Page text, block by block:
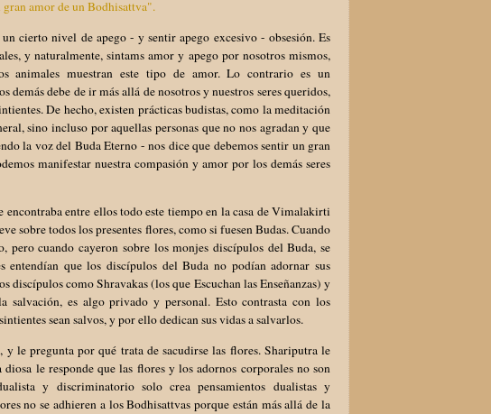
amor de un Bodhisattva".
cierto nivel de apego - y sentir apego excesivo - obsesión. Es
y naturalmente, sintams amor y apego por nosotros mismos,
animales muestran este tipo de amor. Lo contrario es un
debe de ir más allá de nosotros y nuestros seres queridos,
De hecho, existen prácticas budistas, como la meditación
sino incluso por aquellas personas que no nos agradan y que
la voz del Buda Eterno - nos dice que debemos sentir un gran
manifestar nuestra compasión y amor por los demás seres
entre ellos todo este tiempo en la casa de Vimalakirti
sobre todos los presentes flores, como si fuesen Budas. Cuando
pero cuando cayeron sobre los monjes discípulos del Buda, se
entendían que los discípulos del Buda no podían adornar sus
discípulos como Shravakas (los que Escuchan las Enseñanzas) y
salvación, es algo privado y personal. Esto contrasta con los
sean salvos, y por ello dedican sus vidas a salvarlos.
le pregunta por qué trata de sacudirse las flores. Shariputra le
le responde que las flores y los adornos corporales no son
y discriminatorio solo crea pensamientos dualistas y
no se adhieren a los Bodhisattvas porque están más allá de la